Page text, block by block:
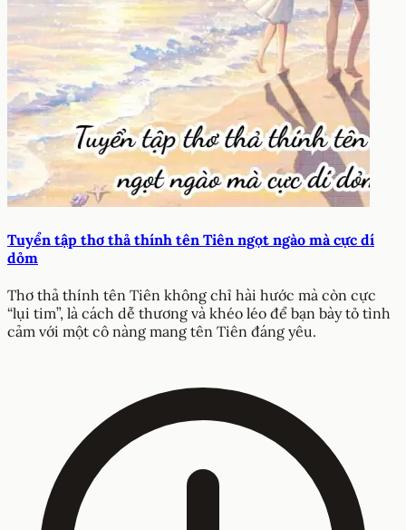
Tuyển tập thơ thả thính tên Tiên ngọt ngào mà cực dí
dỏm
Thơ thả thính tên Tiên không chỉ hài hước mà còn cực
“lụi tim”, là cách dễ thương và khéo léo để bạn bày tỏ tình
cảm với một cô nàng mang tên Tiên đáng yêu.